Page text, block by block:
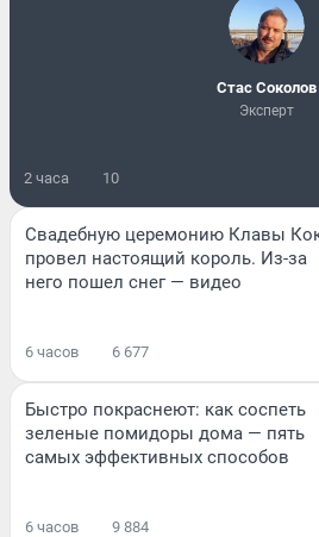
Стас Соколов
Эксперт
2 часа 10
Свадебную церемонию Клавы
провел настоящий король. Из-за
него пошел снег — видео
6 часов 6 677
Быстро покраснеют: как соспеть
зеленые помидоры дома — пять
самых эффективных способов
6 часов 9 884